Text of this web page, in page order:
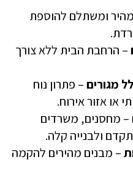
ומשתלם להוספת
– הרחבת הבית ללא צורך
מגורים– פתרון נוח
או אזור אירוח.
– מחסנים, משרדים
ולבנייה קלה.
– מבנים מהירים להקמה